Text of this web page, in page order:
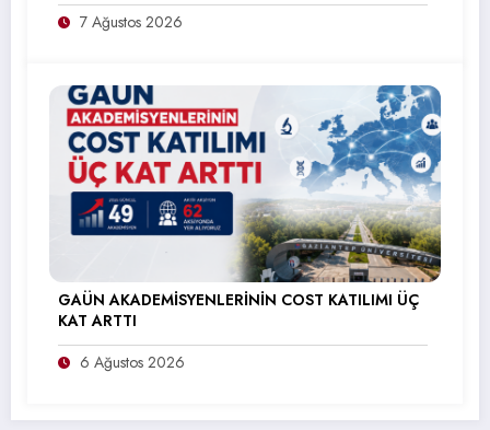
7 Ağustos 2026
GAÜN AKADEMİSYENLERİNİN COST KATILIMI ÜÇ
KAT ARTTI
6 Ağustos 2026